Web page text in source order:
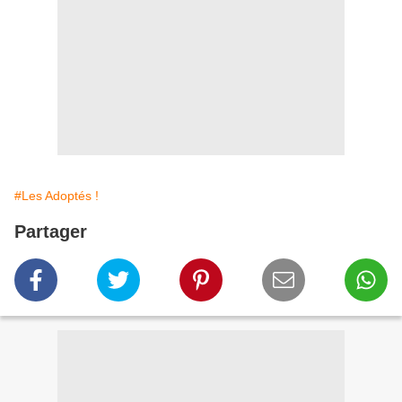
#Les Adoptés !
Partager